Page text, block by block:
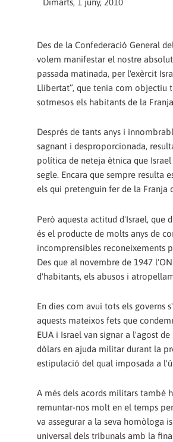
Des de la Confederació General
volem manifestar el nostre
passada matinada, per l'exèrcit
Llibertat”, que tenia com objectiu
sotmesos els habitants de la
Després de tants anys i
sagnant i desproporcionada,
política de neteja ètnica que
segle. Encara que sempre resulta
els qui pretenguin fer de la Franja
Però aquesta actitud d'Israel, que
és el producte de molts anys de
incomprensibles reconeixements
Des que al novembre de 1947
d'habitants, els abusos i
En dies com avui tots els governs
aquests mateixos fets que
EUA i Israel van signar a l'agost
dòlars en ajuda militar durant la
estipulació del qual imposada a
A més dels acords militars també
remuntar-nos molt en el temps
va assegurar a la seva homòloga
universal dels tribunals amb la